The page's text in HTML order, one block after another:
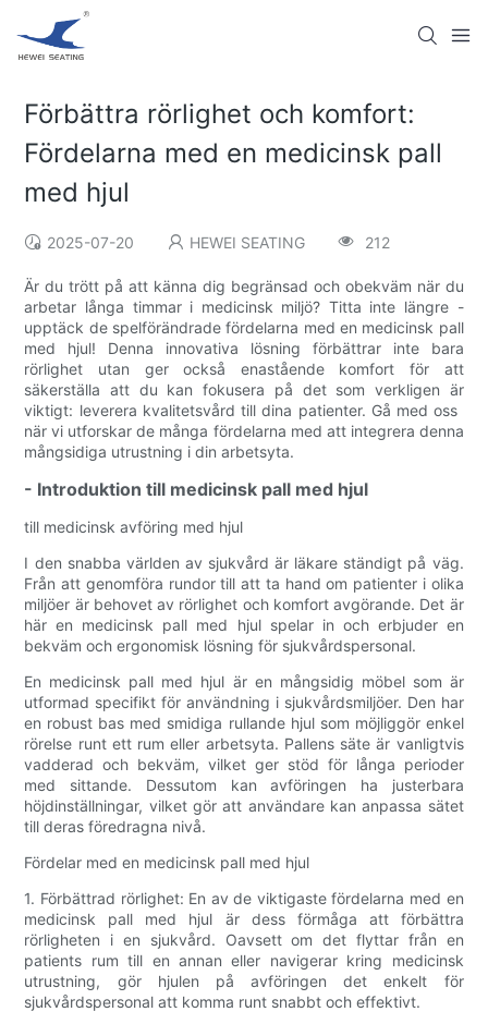
Förbättra rörlighet och komfort:
Fördelarna med en medicinsk pall
med hjul
2025-07-20 HEWEI SEATING 212
Är du trött på att känna dig begränsad och obekväm när du
arbetar långa timmar i medicinsk miljö? Titta inte längre -
upptäck de spelförändrade fördelarna med en medicinsk pall
med hjul! Denna innovativa lösning förbättrar inte bara
rörlighet utan ger också enastående komfort för att
säkerställa att du kan fokusera på det som verkligen är
viktigt: leverera kvalitetsvård till dina patienter. Gå med oss ​​
när vi utforskar de många fördelarna med att integrera denna
mångsidiga utrustning i din arbetsyta.
- Introduktion till medicinsk pall med hjul
till medicinsk avföring med hjul
I den snabba världen av sjukvård är läkare ständigt på väg.
Från att genomföra rundor till att ta hand om patienter i olika
miljöer är behovet av rörlighet och komfort avgörande. Det är
här en medicinsk pall med hjul spelar in och erbjuder en
bekväm och ergonomisk lösning för sjukvårdspersonal.
En medicinsk pall med hjul är en mångsidig möbel som är
utformad specifikt för användning i sjukvårdsmiljöer. Den har
en robust bas med smidiga rullande hjul som möjliggör enkel
rörelse runt ett rum eller arbetsyta. Pallens säte är vanligtvis
vadderad och bekväm, vilket ger stöd för långa perioder
med sittande. Dessutom kan avföringen ha justerbara
höjdinställningar, vilket gör att användare kan anpassa sätet
till deras föredragna nivå.
Fördelar med en medicinsk pall med hjul
1. Förbättrad rörlighet: En av de viktigaste fördelarna med en
medicinsk pall med hjul är dess förmåga att förbättra
rörligheten i en sjukvård. Oavsett om det flyttar från en
patients rum till en annan eller navigerar kring medicinsk
utrustning, gör hjulen på avföringen det enkelt för
sjukvårdspersonal att komma runt snabbt och effektivt.